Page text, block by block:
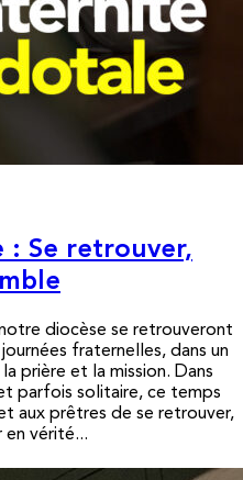
: Se retrouver,
diocèse se retrouveront
fraternelles, dans un
prière et la mission. Dans
parfois solitaire, ce temps
aux prêtres de se retrouver,
en vérité...